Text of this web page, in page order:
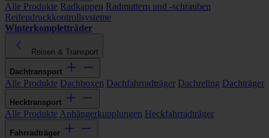
Alle Produkte Radkappen Radmuttern und -schrauben
Reifendruckkontrollsysteme
Winterkompletträder
Reisen & Transport
Dachtransport
Alle Produkte Dachboxen Dachfahrradträger Dachreling Dachträger
Hecktransport
Alle Produkte Anhängerkupplungen Heckfahrradträger
Fahrradträger